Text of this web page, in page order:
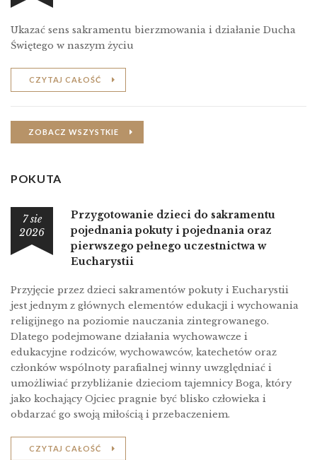
Ukazać sens sakramentu bierzmowania i działanie Ducha
Świętego w naszym życiu
CZYTAJ CAŁOŚĆ
ZOBACZ WSZYSTKIE
POKUTA
7 sie
2026
Przygotowanie dzieci do sakramentu
pojednania pokuty i pojednania oraz
pierwszego pełnego uczestnictwa w
Eucharystii
Przyjęcie przez dzieci sakramentów pokuty i Eucharystii
jest jednym z głównych elementów edukacji i wychowania
religĳnego na poziomie nauczania zintegrowanego.
Dlatego podejmowane działania wychowawcze i
edukacyjne rodziców, wychowawców, katechetów oraz
członków wspólnoty parafialnej winny uwzględniać i
umożliwiać przybliżanie dzieciom tajemnicy Boga, który
jako kochający Ojciec pragnie być blisko człowieka i
obdarzać go swoją miłością i przebaczeniem.
CZYTAJ CAŁOŚĆ